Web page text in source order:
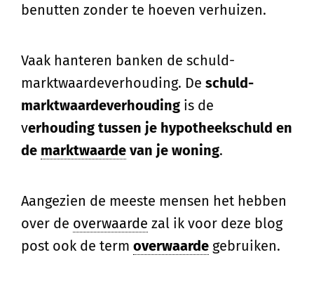
benutten zonder te hoeven verhuizen.
Vaak hanteren banken de schuld-
marktwaardeverhouding. De schuld-
marktwaardeverhouding is de
verhouding tussen je hypotheekschuld en
de marktwaarde van je woning.
Aangezien de meeste mensen het hebben
over de overwaarde zal ik voor deze blog
post ook de term overwaarde gebruiken.